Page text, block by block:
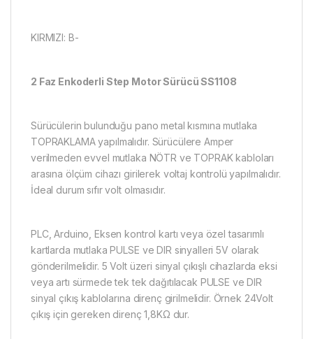
KIRMIZI: B-
2 Faz Enkoderli Step Motor Sürücü SS1108
Sürücülerin bulunduğu pano metal kısmına mutlaka
TOPRAKLAMA yapılmalıdır. Sürücülere Amper
verilmeden evvel mutlaka NÖTR ve TOPRAK kabloları
arasına ölçüm cihazı girilerek voltaj kontrolü yapılmalıdır.
İdeal durum sıfır volt olmasıdır.
PLC, Arduino, Eksen kontrol kartı veya özel tasarımlı
kartlarda mutlaka PULSE ve DIR sinyalleri 5V olarak
gönderilmelidir. 5 Volt üzeri sinyal çıkışlı cihazlarda eksi
veya artı sürmede tek tek dağıtılacak PULSE ve DIR
sinyal çıkış kablolarına direnç girilmelidir. Örnek 24Volt
çıkış için gereken direnç 1,8KΩ dur.